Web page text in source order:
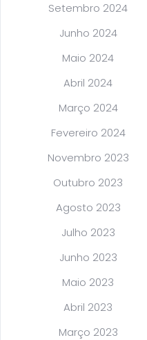
Setembro 2024
Junho 2024
Maio 2024
Abril 2024
Março 2024
Fevereiro 2024
Novembro 2023
Outubro 2023
Agosto 2023
Julho 2023
Junho 2023
Maio 2023
Abril 2023
Março 2023